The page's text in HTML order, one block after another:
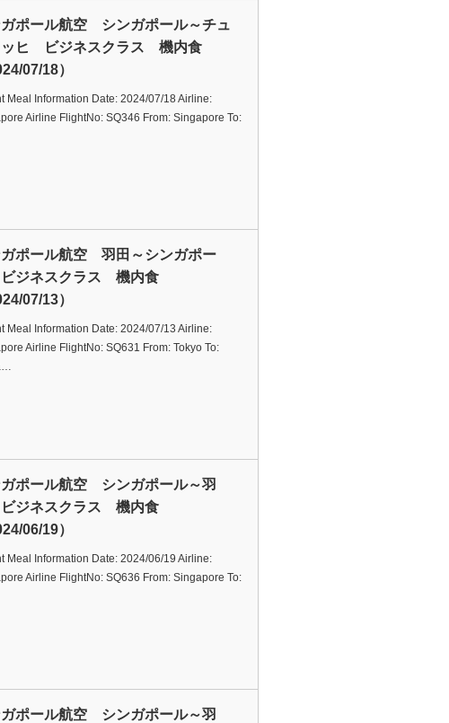
ポール航空 シンガポール～チュ
ッヒ ビジネスクラス 機内食
07/18）
Meal Information Date: 2024/07/18 Airline:
Airline FlightNo: SQ346 From: Singapore To:
ガポール航空 羽田～シンガポー
ジネスクラス 機内食
07/13）
Meal Information Date: 2024/07/13 Airline:
Airline FlightNo: SQ631 From: Tokyo To:
ポール航空 シンガポール～羽
ジネスクラス 機内食
06/19）
Meal Information Date: 2024/06/19 Airline:
Airline FlightNo: SQ636 From: Singapore To:
ポール航空 シンガポール～羽